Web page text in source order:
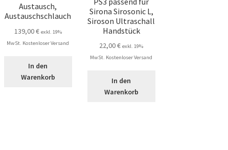
Austausch,
Austauschschlauch
139,00€ exkl. 19%
MwSt. Kostenloser Versand
In den
Warenkorb
Sirona Sirosonic L,
Siroson Ultraschall
Handstück
22,00€ exkl. 19%
MwSt. Kostenloser Versand
In den
Warenkorb